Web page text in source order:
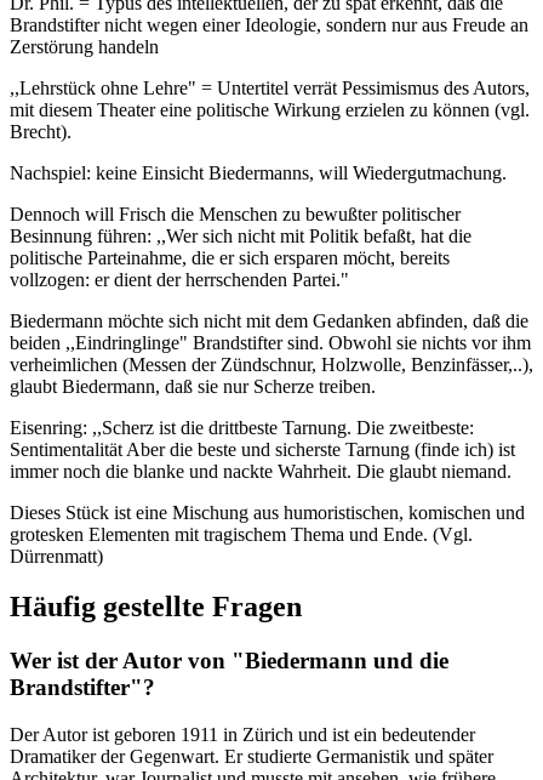
Brandstifter nicht wegen einer Ideologie, sondern nur aus Freude an
Zerstörung handeln
,,Lehrstück ohne Lehre" = Untertitel verrät Pessimismus des Autors,
mit diesem Theater eine politische Wirkung erzielen zu können (vgl.
Brecht).
Nachspiel: keine Einsicht Biedermanns, will Wiedergutmachung.
Dennoch will Frisch die Menschen zu bewußter politischer
Besinnung führen: ,,Wer sich nicht mit Politik befaßt, hat die
politische Parteinahme, die er sich ersparen möcht, bereits
vollzogen: er dient der herrschenden Partei."
Biedermann möchte sich nicht mit dem Gedanken abfinden, daß die
beiden ,,Eindringlinge" Brandstifter sind. Obwohl sie nichts vor ihm
verheimlichen (Messen der Zündschnur, Holzwolle, Benzinfässer,..),
glaubt Biedermann, daß sie nur Scherze treiben.
Eisenring: ,,Scherz ist die drittbeste Tarnung. Die zweitbeste:
Sentimentalität Aber die beste und sicherste Tarnung (finde ich) ist
immer noch die blanke und nackte Wahrheit. Die glaubt niemand.
Dieses Stück ist eine Mischung aus humoristischen, komischen und
grotesken Elementen mit tragischem Thema und Ende. (Vgl.
Dürrenmatt)
Häufig gestellte Fragen
Wer ist der Autor von "Biedermann und die
Brandstifter"?
Der Autor ist geboren 1911 in Zürich und ist ein bedeutender
Dramatiker der Gegenwart. Er studierte Germanistik und später